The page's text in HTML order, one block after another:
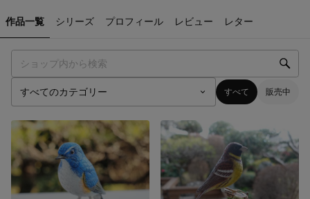
作品一覧 シリーズ プロフィール レビュー レター
すべて 販売中